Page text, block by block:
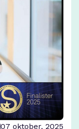
07 oktober, 2025